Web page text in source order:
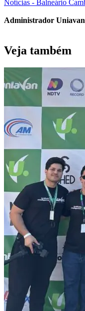
Notícias - Balneário
Administrador Uniavan
Veja também